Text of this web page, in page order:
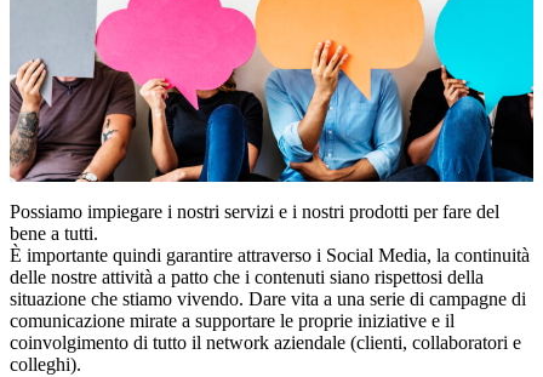
Possiamo impiegare i nostri servizi e i nostri prodotti per fare del
bene a tutti.
È importante quindi garantire attraverso i Social Media, la continuità
delle nostre attività a patto che i contenuti siano rispettosi della
situazione che stiamo vivendo. Dare vita a una serie di campagne di
comunicazione mirate a supportare le proprie iniziative e il
coinvolgimento di tutto il network aziendale (clienti, collaboratori e
colleghi).